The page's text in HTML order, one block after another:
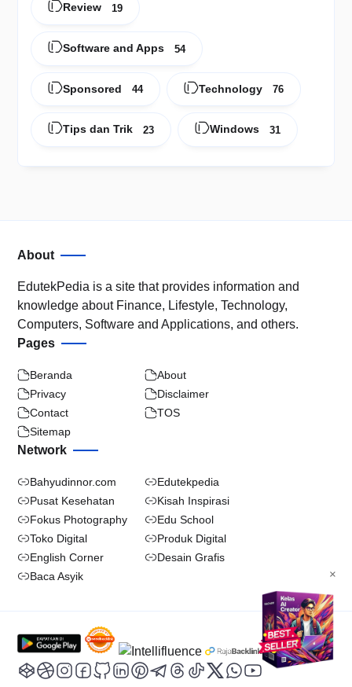
×
Review 19
Software and Apps 54
Sponsored 44 Technology 76
Tips dan Trik 23 Windows 31
About
EdutekPedia is a site that provides information and
knowledge about Finance, Lifestyle, Technology,
Computers, Software and Applications, and others.
Pages
Beranda
About
Privacy
Disclaimer
Contact
TOS
Sitemap
Network
Bahyudinnor.com
Edutekpedia
Pusat Kesehatan
Kisah Inspirasi
Fokus Photography
Edu School
Toko Digital
Produk Digital
English Corner
Desain Grafis
Baca Asyik